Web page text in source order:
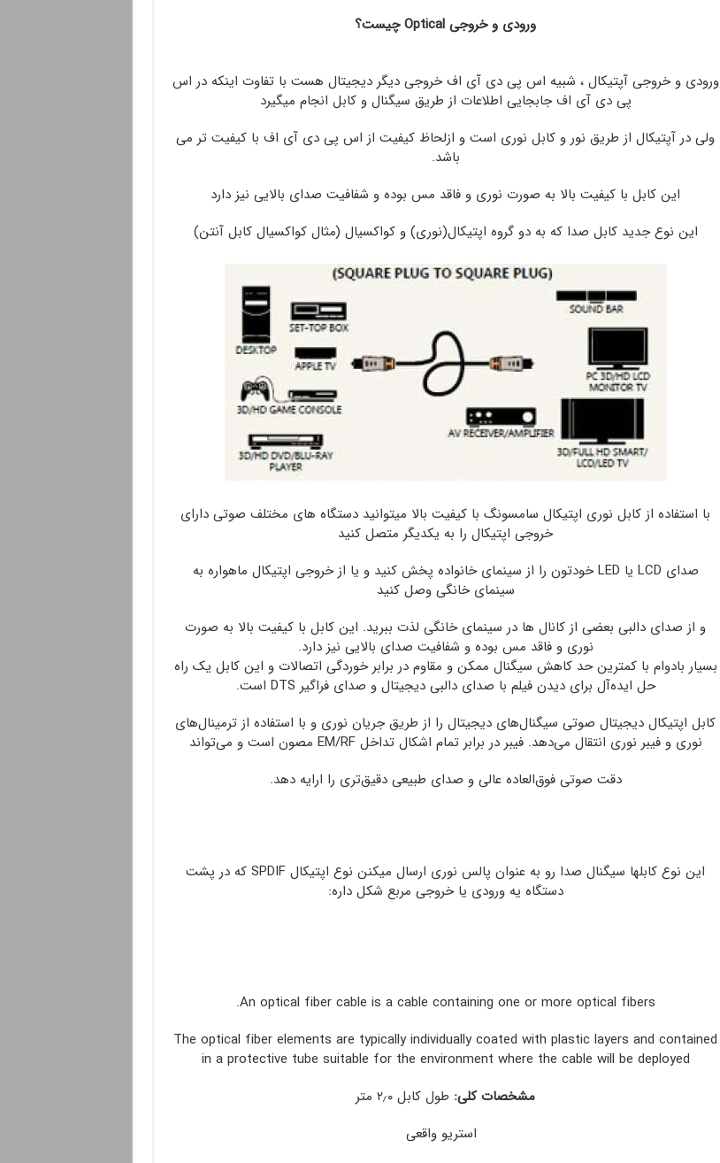
ورودی و خروجی Optical چیست؟
ورودی و خروجی آپتیکال ، شبیه اس پی دی آی اف خروجی دیگر دیجیتال هست با تفاوت اینکه در اس
پی دی آی اف جابجایی اطلاعات از طریق سیگنال و کابل انجام میگیرد
ولی در آپتیکال از طریق نور و کابل نوری است و ازلحاظ کیفیت از اس پی دی آی اف با کیفیت تر می
باشد.
این کابل با کیفیت بالا به صورت نوری و فاقد مس بوده و شفافیت صدای بالایی نیز دارد
این نوع جدید کابل صدا که به دو گروه اپتیکال(نوری) و کواکسیال (مثال کواکسیال کابل آنتن)
با استفاده از کابل نوری اپتیکال سامسونگ با کیفیت بالا میتوانید دستگاه های مختلف صوتی دارای
خروجی اپتیکال را به یکدیگر متصل کنید
صدای LCD یا LED خودتون را از سینمای خانواده پخش کنید و یا از خروجی اپتیکال ماهواره به
سینمای خانگی وصل کنید
و از صدای دالبی بعضی از کانال ها در سینمای خانگی لذت ببرید. این کابل با کیفیت بالا به صورت
نوری و فاقد مس بوده و شفافیت صدای بالایی نیز دارد.
بسیار بادوام با کمترین حد کاهش سیگنال ممکن و مقاوم در برابر خوردگی اتصالات و این کابل یک راه
حل ایده‌آل برای دیدن فیلم با صدای دالبی دیجیتال و صدای فراگیر DTS است.
کابل اپتیکال دیجیتال صوتی سیگنال‌های دیجیتال را از طریق جریان نوری و با استفاده از ترمینال‌های
نوری و فیبر نوری انتقال می‌دهد. فیبر در برابر تمام اشکال تداخل EM/RF مصون است و می‌تواند
دقت صوتی فوق‌العاده عالی و صدای طبیعی دقیق‌تری را ارایه دهد.
این نوع کابلها سیگنال صدا رو به عنوان پالس نوری ارسال میکنن نوع اپتیکال SPDIF که در پشت
دستگاه یه ورودی یا خروجی مربع شکل داره:
An optical fiber cable is a cable containing one or more optical fibers.
The optical fiber elements are typically individually coated with plastic layers and contained
in a protective tube suitable for the environment where the cable will be deployed
مشخصات کلی: طول کابل ۲٫۰ متر
استریو واقعی